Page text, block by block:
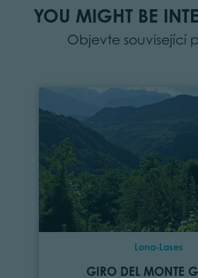
YOU MIGHT BE
Objevte související
Lona-Lases
GIRO DEL MONTE